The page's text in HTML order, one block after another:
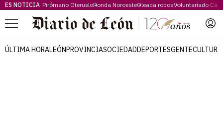
ES NOTICIA Pirómano OterueloRonda NoroesteOleada robosVoluntariado
Menú
ÚLTIMA HORALEÓNPROVINCIASOCIEDADDEPORTESGENTECULTURA